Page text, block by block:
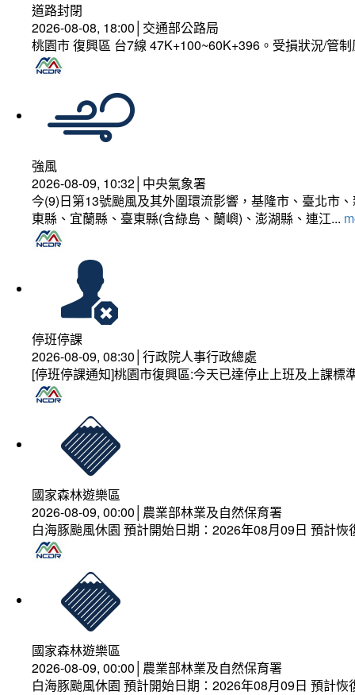
道路封閉
2026-08-08, 18:00│交通部公路局
桃園市 復興區 台7線 47K+100~60K+396。受損狀況/管
強風
2026-08-09, 10:32│中央氣象署
今(9)日第13號颱風及其外圍環流影響，基隆市、臺北市
東縣、宜蘭縣、臺東縣(含綠島、蘭嶼)、澎湖縣、連江...
停班停課
2026-08-09, 08:30│行政院人事行政總處
[停班停課通知]桃園市復興區:今天已達停止上班及上課
國家森林遊樂區
2026-08-09, 00:00│農業部林業及自然保育署
白海豚颱風休園 預計開始日期：2026年08月09日 預計
國家森林遊樂區
2026-08-09, 00:00│農業部林業及自然保育署
白海豚颱風休園 預計開始日期：2026年08月09日 預計